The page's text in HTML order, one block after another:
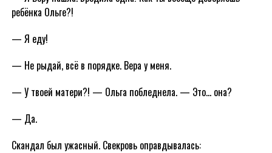
ребёнка Ольге?!
— Я еду!
— Не рыдай, всё в порядке. Вера у меня.
— У твоей матери?! — Ольга побледнела. — Это… она?
— Да.
Скандал был ужасный. Свекровь оправдывалась: